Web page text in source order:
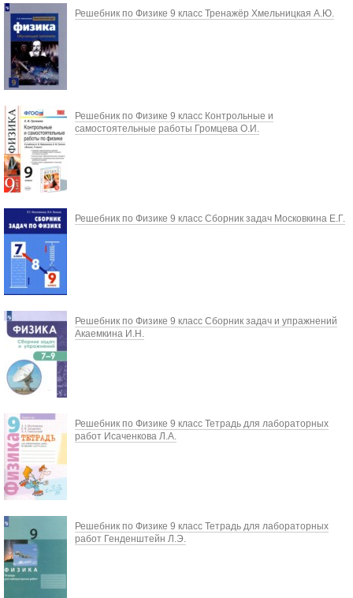
Решебник по Физике 9 класс Тренажёр Хмельницкая А.Ю.
Решебник по Физике 9 класс Контрольные и
самостоятельные работы Громцева О.И.
Решебник по Физике 9 класс Сборник задач Московкина Е.Г.
Решебник по Физике 9 класс Сборник задач и упражнений
Акаемкина И.Н.
Решебник по Физике 9 класс Тетрадь для лабораторных
работ Исаченкова Л.А.
Решебник по Физике 9 класс Тетрадь для лабораторных
работ Генденштейн Л.Э.